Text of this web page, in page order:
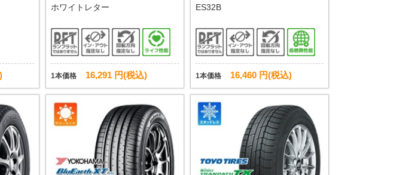
ホワイトレター
1本価格 16,291 円(税込)
ES32B
1本価格 16,460 円(税込)